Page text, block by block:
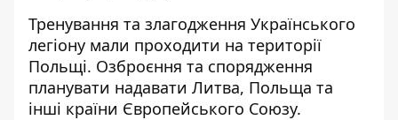
Тренування та злагодження Українського
легіону мали проходити на території
Польщі. Озброєння та спорядження
планувати надавати Литва, Польща та
інші країни Європейського Союзу.